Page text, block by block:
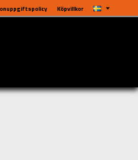
Köpvillkor